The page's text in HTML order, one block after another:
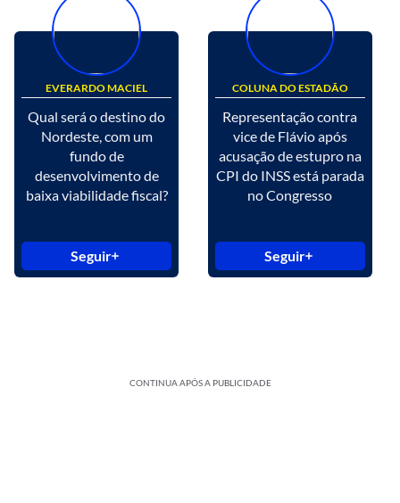
EVERARDO MACIEL
Qual será o destino do
Nordeste, com um
fundo de
desenvolvimento de
baixa viabilidade fiscal?
Seguir
COLUNA DO ESTADÃO
Representação contra
vice de Flávio após
acusação de estupro na
CPI do INSS está parada
no Congresso
Seguir
CONTINUA APÓS A PUBLICIDADE